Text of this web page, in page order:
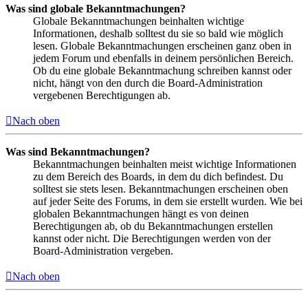
Was sind globale Bekanntmachungen?
Globale Bekanntmachungen beinhalten wichtige
Informationen, deshalb solltest du sie so bald wie möglich
lesen. Globale Bekanntmachungen erscheinen ganz oben in
jedem Forum und ebenfalls in deinem persönlichen Bereich.
Ob du eine globale Bekanntmachung schreiben kannst oder
nicht, hängt von den durch die Board-Administration
vergebenen Berechtigungen ab.
Nach oben
Was sind Bekanntmachungen?
Bekanntmachungen beinhalten meist wichtige Informationen
zu dem Bereich des Boards, in dem du dich befindest. Du
solltest sie stets lesen. Bekanntmachungen erscheinen oben
auf jeder Seite des Forums, in dem sie erstellt wurden. Wie bei
globalen Bekanntmachungen hängt es von deinen
Berechtigungen ab, ob du Bekanntmachungen erstellen
kannst oder nicht. Die Berechtigungen werden von der
Board-Administration vergeben.
Nach oben